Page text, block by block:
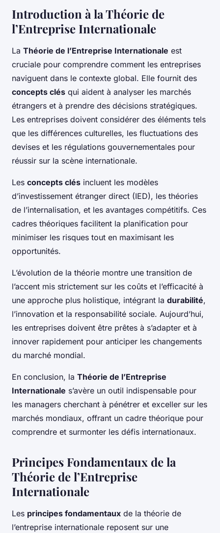
Introduction à la Théorie de
l’Entreprise Internationale
La Théorie de l’Entreprise Internationale est
cruciale pour comprendre comment les entreprises
naviguent dans le contexte global. Elle fournit des
concepts clés qui aident à analyser les marchés
étrangers et à prendre des décisions stratégiques.
Les entreprises doivent considérer des éléments tels
que les différences culturelles, les fluctuations des
devises et les régulations gouvernementales pour
réussir sur la scène internationale.
Les concepts clés incluent les modèles
d’investissement étranger direct (IED), les théories
de l’internalisation, et les avantages compétitifs. Ces
cadres théoriques facilitent la planification pour
minimiser les risques tout en maximisant les
opportunités.
L’évolution de la théorie montre une transition de
l’accent mis strictement sur les coûts et l’efficacité à
une approche plus holistique, intégrant la durabilité,
l’innovation et la responsabilité sociale. Aujourd’hui,
les entreprises doivent être prêtes à s’adapter et à
innover rapidement pour anticiper les changements
du marché mondial.
En conclusion, la Théorie de l’Entreprise
Internationale s’avère un outil indispensable pour
les managers cherchant à pénétrer et exceller sur les
marchés mondiaux, offrant un cadre théorique pour
comprendre et surmonter les défis internationaux.
Principes Fondamentaux de la
Théorie de l’Entreprise
Internationale
Les principes fondamentaux de la théorie de
l’entreprise internationale reposent sur une